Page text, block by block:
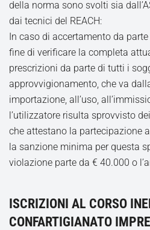
della norma sono svolti sia
dai tecnici del REACH:
In caso di accertamento da
fine di verificare la completa
prescrizioni da parte di tutti i
approvvigionamento, che va
importazione, all’uso,
l’utilizzatore risulta sprovvisto
che attestano la partecipazione
la sanzione minima per questa
violazione parte da € 40.000 o
ISCRIZIONI AL CORSO
CONFARTIGIANATO